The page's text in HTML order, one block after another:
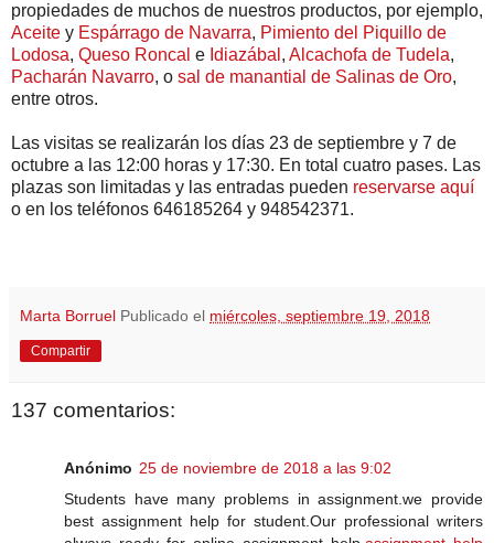
propiedades de muchos de nuestros productos, por ejemplo,
Aceite y Espárrago de Navarra, Pimiento del Piquillo de
Lodosa, Queso Roncal e Idiazábal , Alcachofa de Tudela,
Pacharán Navarro, o sal de manantial de Salinas de Oro,
entre otros.
Las visitas se realizarán los días 23 de septiembre y 7 de
octubre a las 12:00 horas y 17:30. En total cuatro pases. Las
plazas son limitadas y las entradas pueden reservarse aquí
o en los teléfonos 646185264 y 948542371.
Marta Borruel Publicado el miércoles, septiembre 19, 2018
Compartir
137 comentarios:
Anónimo 25 de noviembre de 2018 a las 9:02
Students have many problems in assignment.we provide
best assignment help for student.Our professional writers